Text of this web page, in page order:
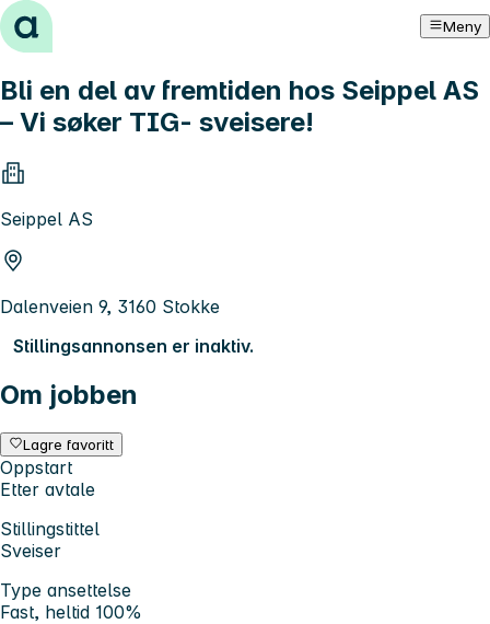
Hopp til innhold Meny
Bli en del av fremtiden hos Seippel AS
– Vi søker TIG- sveisere!
Seippel AS
Dalenveien 9, 3160 Stokke
Stillingsannonsen er inaktiv.
Om jobben
Lagre favoritt
Oppstart
Etter avtale
Stillingstittel
Sveiser
Type ansettelse
Fast, heltid 100%